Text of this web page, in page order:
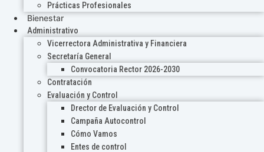
Prácticas Profesionales
Bienestar
Administrativo
Vicerrectora Administrativa y Financiera
Secretaría General
Convocatoria Rector 2026-2030
Contratación
Evaluación y Control
Drector de Evaluación y Control
Campaña Autocontrol
Cómo Vamos
Entes de control